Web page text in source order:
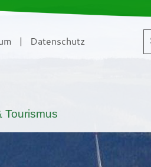
| Datenschutz
Tourismus